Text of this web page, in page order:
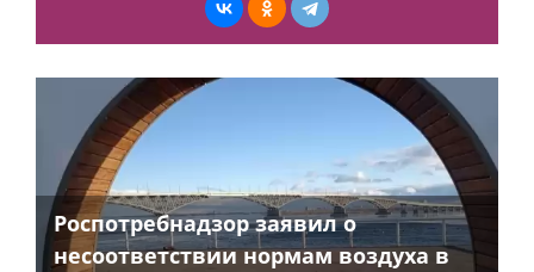
Роспотребнадзор заявил о
несоответствии нормам воздуха в